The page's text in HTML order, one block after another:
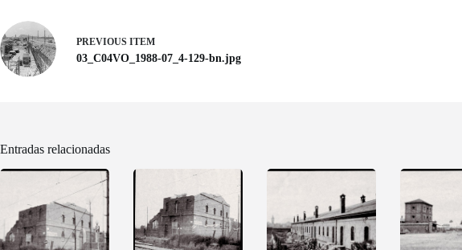
PREVIOUS ITEM
03_C04VO_1988-07_4-129-bn.jpg
Entradas relacionadas